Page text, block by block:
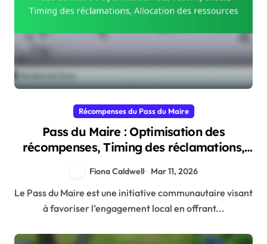
Récompenses du Pass du Maire
Pass du Maire : Optimisation des
récompenses, Timing des réclamations,
Fiona Caldwell Mar 11, 2026
Le Pass du Maire est une initiative communautaire visant
à favoriser l’engagement local en offrant...